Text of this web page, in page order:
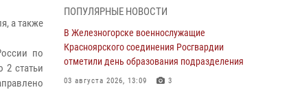
а также
по
2 статьи
В Красноярске взрывотехники
спецподразделения Росгвардии уничтожили
артиллерийский снаряд
05 августа 2026, 04:52 1
ПОПУЛЯРНЫЕ НОВОСТИ
В Железногорске военнослужащие
Красноярского соединения Росгвардии
отметили день образования подразделения
03 августа 2026, 13:09 3